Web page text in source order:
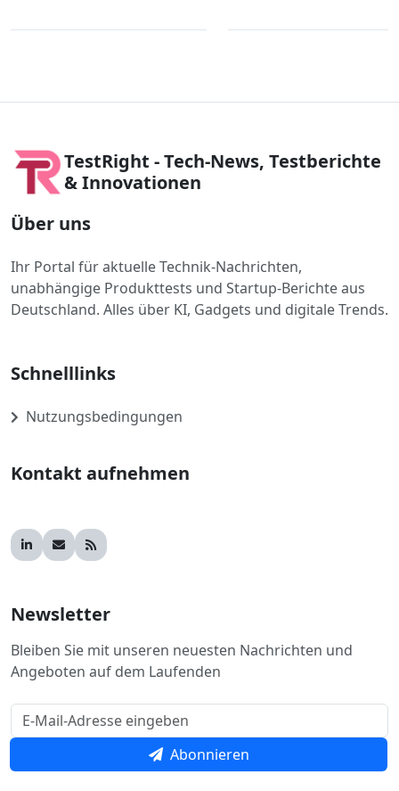
TestRight - Tech-News, Testberichte
& Innovationen
Über uns
Ihr Portal für aktuelle Technik-Nachrichten,
unabhängige Produkttests und Startup-Berichte aus
Deutschland. Alles über KI, Gadgets und digitale Trends.
Schnelllinks
Nutzungsbedingungen
Kontakt aufnehmen
Newsletter
Bleiben Sie mit unseren neuesten Nachrichten und
Angeboten auf dem Laufenden
Abonnieren